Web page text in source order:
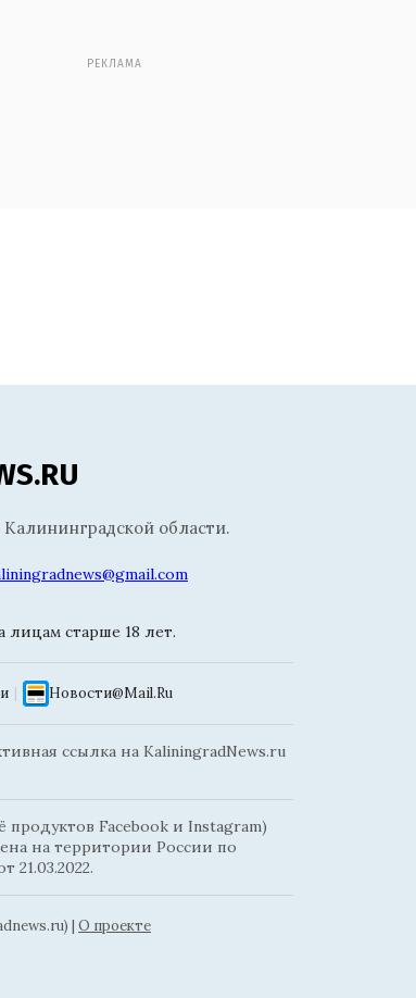
РЕКЛАМА
области.
лицам старше 18 лет.
| Новости@Mail.Ru
ссылка на KaliningradNews.ru
Facebook и Instagram)
на территории России по
21.03.2022.
| О проекте